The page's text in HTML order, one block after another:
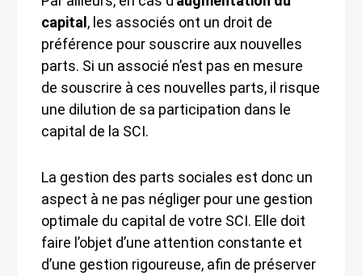
capital, les associés ont un droit de
préférence pour souscrire aux nouvelles
parts. Si un associé n’est pas en mesure
de souscrire à ces nouvelles parts, il risque
une dilution de sa participation dans le
capital de la SCI.
La gestion des parts sociales est donc un
aspect à ne pas négliger pour une gestion
optimale du capital de votre SCI. Elle doit
faire l’objet d’une attention constante et
d’une gestion rigoureuse, afin de préserver